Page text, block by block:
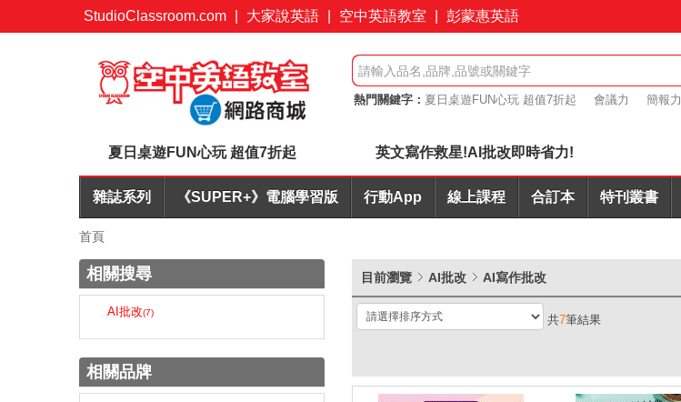
StudioClassroom.com 大家說英語 空中英語教室 彭蒙惠英語
熱門關鍵字： 夏日桌遊FUN心玩 超值7折起 會議力 簡報力
夏日桌遊FUN心玩 超值7折起 英文寫作救星!AI批改即時省力!
雜誌系列 《SUPER+》電腦學習版 行動App 線上課程 合訂本 特刊叢書
首頁
相關搜尋
AI批改(7)
相關品牌
目前瀏覽 AI批改 AI寫作批改
共7筆結果